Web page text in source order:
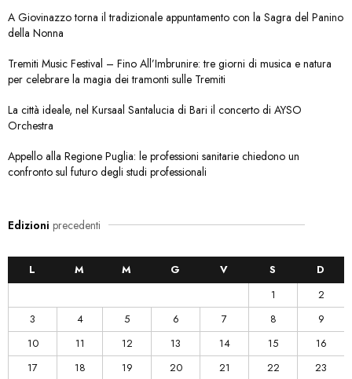
A Giovinazzo torna il tradizionale appuntamento con la Sagra del Panino
della Nonna
Tremiti Music Festival – Fino All’Imbrunire: tre giorni di musica e natura
per celebrare la magia dei tramonti sulle Tremiti
La città ideale, nel Kursaal Santalucia di Bari il concerto di AYSO
Orchestra
Appello alla Regione Puglia: le professioni sanitarie chiedono un
confronto sul futuro degli studi professionali
Edizioni precedenti
L M M G V S
D
1
2
3
4 5 6 7 8
9
10
11 12 13 14 15
16
17
18 19 20 21 22
23